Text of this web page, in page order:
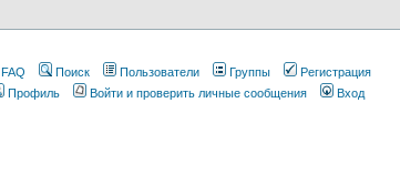
FAQ Поиск Пользователи Группы
Регистрация
Профиль
Войти и проверить личные сообщения Вход